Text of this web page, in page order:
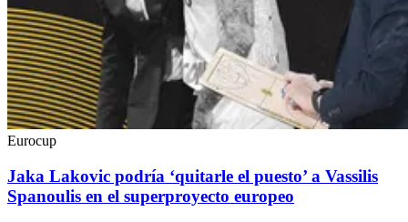
Eurocup
Jaka Lakovic podría ‘quitarle el puesto’ a Vassilis
Spanoulis en el superproyecto europeo